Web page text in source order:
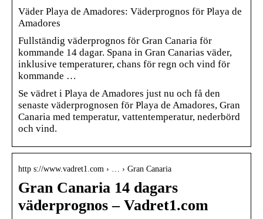
Väder Playa de Amadores: Väderprognos för Playa de
Amadores
Fullständig väderprognos för Gran Canaria för
kommande 14 dagar. Spana in Gran Canarias väder,
inklusive temperaturer, chans för regn och vind för
kommande …
Se vädret i Playa de Amadores just nu och få den
senaste väderprognosen för Playa de Amadores, Gran
Canaria med temperatur, vattentemperatur, nederbörd
och vind.
http s://www.vadret1.com › … › Gran Canaria
Gran Canaria 14 dagars
väderprognos – Vadret1.com